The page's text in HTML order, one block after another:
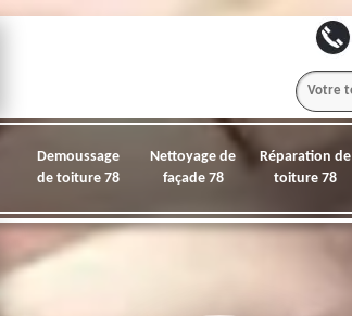
Demoussage
de toiture 78
Nettoyage de
façade 78
Réparation de
toiture 78